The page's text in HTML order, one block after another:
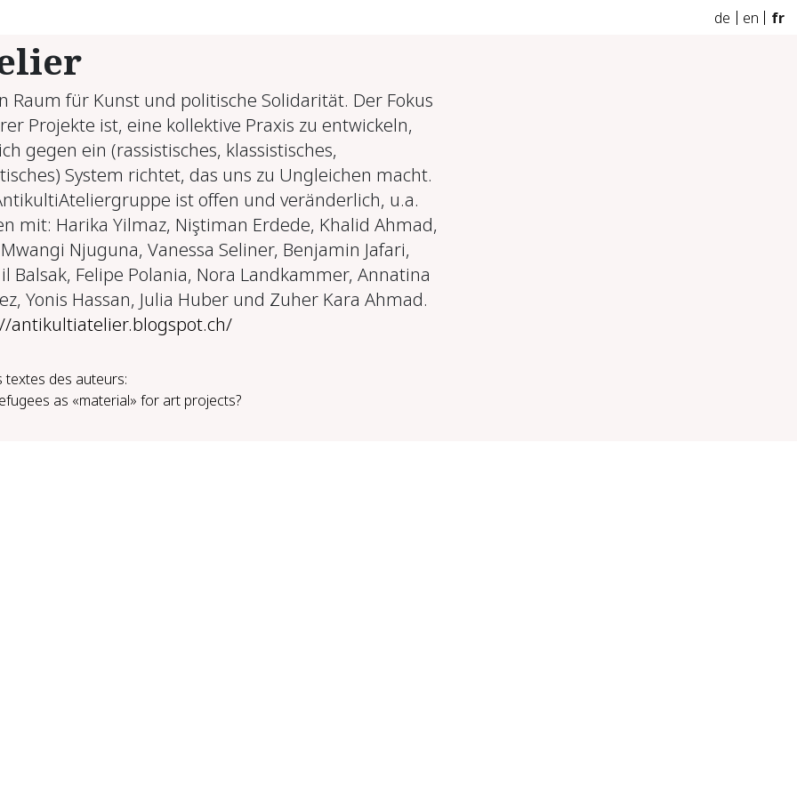
de en fr
Raum für Kunst und politische Solidarität. Der Fokus
Projekte ist, eine kollektive Praxis zu entwickeln,
gegen ein (rassistisches, klassistisches,
System richtet, das uns zu Ungleichen macht.
ist offen und veränderlich, u.a.
mit: Harika Yilmaz, Niştiman Erdede, Khalid Ahmad,
Njuguna, Vanessa Seliner, Benjamin Jafari,
Balsak, Felipe Polania, Nora Landkammer, Annatina
Yonis Hassan, Julia Huber und Zuher Kara Ahmad.
antikultiatelier.blogspot.ch/
textes des auteurs:
as «ma­te­r­i­al» for art projects?